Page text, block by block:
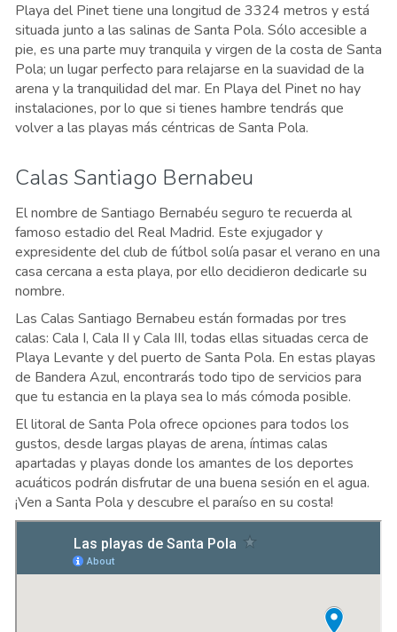
Playa del Pinet tiene una longitud de 3324 metros y está
situada junto a las salinas de Santa Pola. Sólo accesible a
pie, es una parte muy tranquila y virgen de la costa de Santa
Pola; un lugar perfecto para relajarse en la suavidad de la
arena y la tranquilidad del mar. En Playa del Pinet no hay
instalaciones, por lo que si tienes hambre tendrás que
volver a las playas más céntricas de Santa Pola.
Calas Santiago Bernabeu
El nombre de Santiago Bernabéu seguro te recuerda al
famoso estadio del Real Madrid. Este exjugador y
expresidente del club de fútbol solía pasar el verano en una
casa cercana a esta playa, por ello decidieron dedicarle su
nombre.
Las Calas Santiago Bernabeu están formadas por tres
calas: Cala I, Cala II y Cala III, todas ellas situadas cerca de
Playa Levante y del puerto de Santa Pola. En estas playas
de Bandera Azul, encontrarás todo tipo de servicios para
que tu estancia en la playa sea lo más cómoda posible.
El litoral de Santa Pola ofrece opciones para todos los
gustos, desde largas playas de arena, íntimas calas
apartadas y playas donde los amantes de los deportes
acuáticos podrán disfrutar de una buena sesión en el agua.
¡Ven a Santa Pola y descubre el paraíso en su costa!